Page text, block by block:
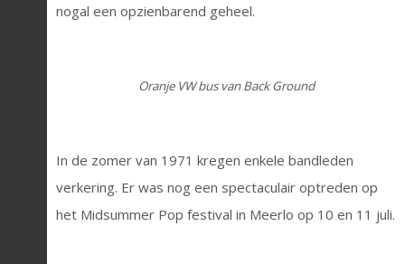
nogal een opzienbarend geheel.
Oranje VW bus van Back Ground
In de zomer van 1971 kregen enkele bandleden
verkering. Er was nog een spectaculair optreden op
het Midsummer Pop festival in Meerlo op 10 en 11 juli.